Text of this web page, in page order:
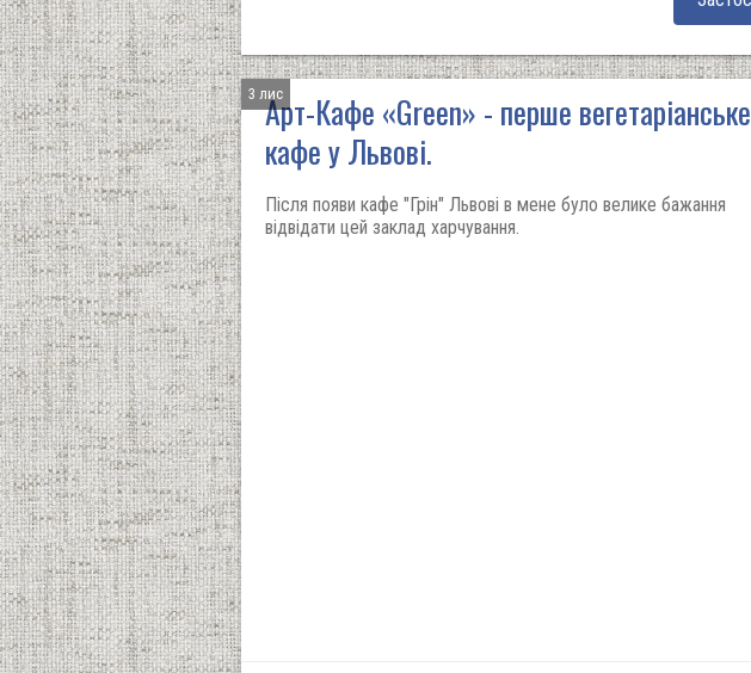
3 лисАрт-Кафе «Green» - перше вегетаріанське
кафе у Львові.
Після появи кафе "Грін" Львові в мене було велике бажання
відвідати цей заклад харчування.